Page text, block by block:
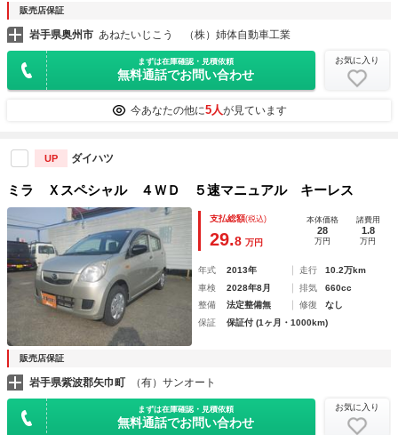
販売店保証
岩手県奥州市 あねたいじこう （株）姉体自動車工業
まずは在庫確認・見積依頼
無料通話でお問い合わせ
お気に入り
今あなたの他に5人が見ています
UP ダイハツ
ミラ Ｘスペシャル ４ＷＤ ５速マニュアル キーレス
支払総額(税込)
29.8 万円
本体価格
28
万円
諸費用
1.8
万円
年式 2013年 走行
10.2万km
車検
2028年8月 排気
660cc
整備
法定整備無 修復
なし
保証
保証付 (1ヶ月・1000km)
販売店保証
岩手県紫波郡矢巾町 （有）サンオート
まずは在庫確認・見積依頼
無料通話でお問い合わせ
お気に入り